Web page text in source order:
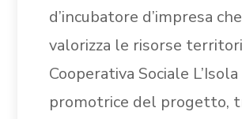
d’incubatore d’impresa che
valorizza le risorse
Cooperativa Sociale L’Isola
promotrice del progetto,